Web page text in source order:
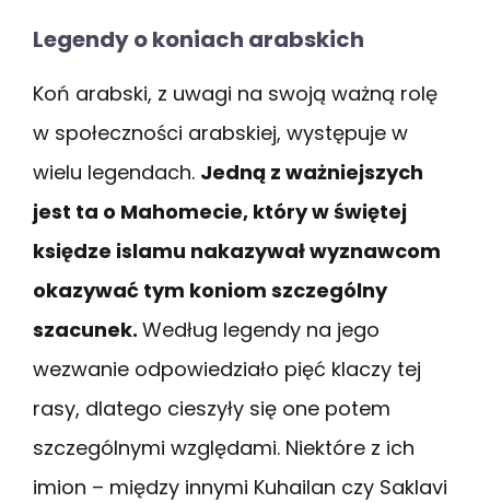
Legendy o koniach arabskich
Koń arabski, z uwagi na swoją ważną rolę
w społeczności arabskiej, występuje w
wielu legendach. Jedną z ważniejszych
jest ta o Mahomecie, który w świętej
księdze islamu nakazywał wyznawcom
okazywać tym koniom szczególny
szacunek. Według legendy na jego
wezwanie odpowiedziało pięć klaczy tej
rasy, dlatego cieszyły się one potem
szczególnymi względami. Niektóre z ich
imion – między innymi Kuhailan czy Saklavi